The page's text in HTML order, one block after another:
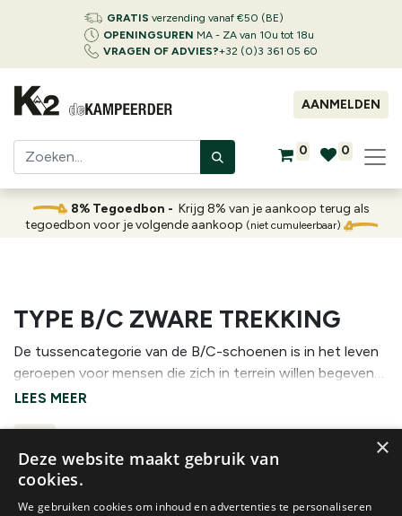
GRATIS verzending vanaf €50 (BE)
OPENINGSUREN MA - ZA van 10u tot 18u
VRAGEN OF ADVIES?+32 (0)3 361 05 60
AANMELDEN
0 0
8% Tegoedbon - Krijg 8% van je aankoop terug als
tegoedbon voor je volgende aankoop (niet cumuleerbaar)
TYPE B/C ZWARE TREKKING
De tussencategorie van de B/C-schoenen is in het leven
geroepen voor mensen die zich in terrein willen begeven
dat zich tussen het bergwandelen en bergbeklimmen
eenvoudige gletsjers overgestoken moeten worden en
plaatsen met heel veel grote losliggende stenen, zoals
morenes. De schacht van de schoen is nóg iets hoger
×
Deze website maakt gebruik van
cookies.
We gebruiken cookies om inhoud en advertenties te personaliseren